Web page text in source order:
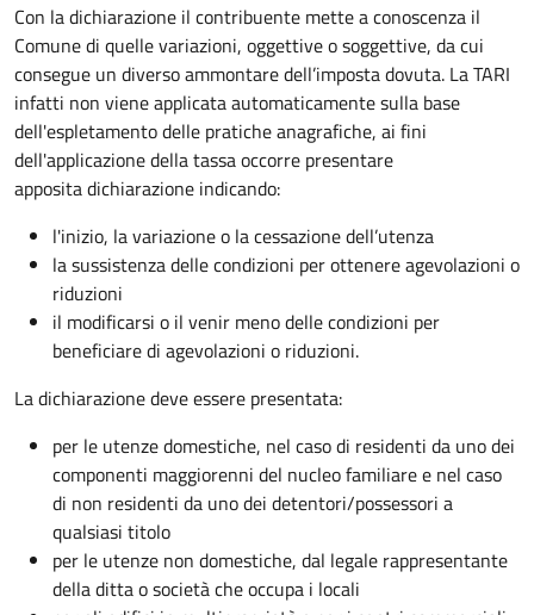
Con la dichiarazione il contribuente mette a conoscenza il
Comune di quelle variazioni, oggettive o soggettive, da cui
consegue un diverso ammontare dell’imposta dovuta. La TARI
infatti non viene applicata automaticamente sulla base
dell'espletamento delle pratiche anagrafiche, ai fini
dell'applicazione della tassa occorre presentare
apposita dichiarazione indicando:
l'inizio, la variazione o la cessazione dell’utenza
la sussistenza delle condizioni per ottenere agevolazioni o
riduzioni
il modificarsi o il venir meno delle condizioni per
beneficiare di agevolazioni o riduzioni.
La dichiarazione deve essere presentata:
per le utenze domestiche, nel caso di residenti da uno dei
componenti maggiorenni del nucleo familiare e nel caso
di non residenti da uno dei detentori/possessori a
qualsiasi titolo
per le utenze non domestiche, dal legale rappresentante
della ditta o società che occupa i locali